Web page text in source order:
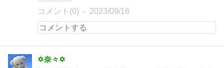
コメント(0) 2023/09/16
✡奈々✡